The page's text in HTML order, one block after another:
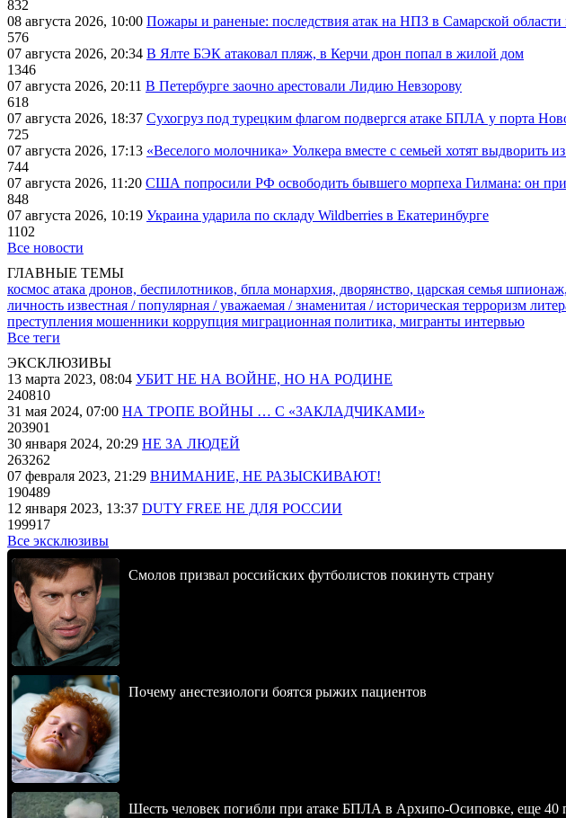
832
08 августа 2026, 10:00 Пожары и раненые: последствия атак на НПЗ в Самарской области
576
07 августа 2026, 20:34 В Ялте БЭК атаковал пляж, в Керчи дрон попал в жилой дом
1346
07 августа 2026, 20:11 В Петербурге заочно арестовали Лидию Невзорову
618
07 августа 2026, 18:37 Сухогруз под турецким флагом подвергся атаке БПЛА у порта
725
07 августа 2026, 17:13 «Веселого молочника» Уолкера вместе с семьей хотят выдворить
744
07 августа 2026, 11:20 США попросили РФ освободить бывшего морпеха Гилмана: он
848
07 августа 2026, 10:19 Украина ударила по складу Wildberries в Екатеринбурге
1102
Все новости
ГЛАВНЫЕ ТЕМЫ
космос атака дронов, беспилотников, бпла монархия, дворянство, царская семья шпионаж,
личность известная / популярная / уважаемая / знаменитая / историческая терроризм
преступления мошенники коррупция миграционная политика, мигранты интервью
Все теги
ЭКСКЛЮЗИВЫ
13 марта 2023, 08:04 УБИТ НЕ НА ВОЙНЕ, НО НА РОДИНЕ
240810
31 мая 2024, 07:00 НА ТРОПЕ ВОЙНЫ … С «ЗАКЛАДЧИКАМИ»
203901
30 января 2024, 20:29 НЕ ЗА ЛЮДЕЙ
263262
07 февраля 2023, 21:29 ВНИМАНИЕ, НЕ РАЗЫСКИВАЮТ!
190489
12 января 2023, 13:37 DUTY FREE НЕ ДЛЯ РОССИИ
199917
Все эксклюзивы
Смолов призвал российских футболистов покинуть страну
Почему анестезиологи боятся рыжих пациентов
Шесть человек погибли при атаке БПЛА в Архипо-Осиповке, еще 40